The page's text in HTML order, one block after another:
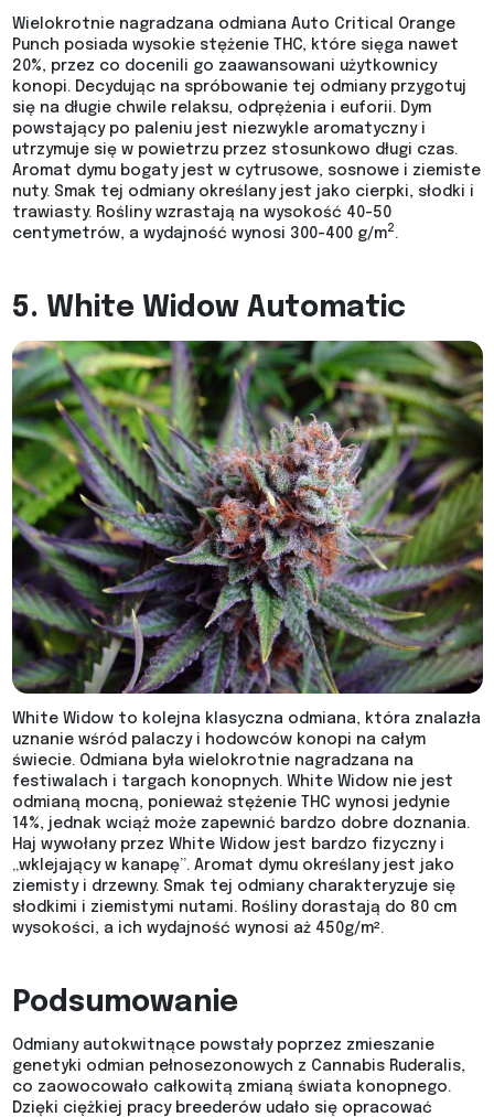
Wielokrotnie nagradzana odmiana Auto Critical Orange
Punch posiada wysokie stężenie THC, które sięga nawet
20%, przez co docenili go zaawansowani użytkownicy
konopi. Decydując na spróbowanie tej odmiany przygotuj
się na długie chwile relaksu, odprężenia i euforii. Dym
powstający po paleniu jest niezwykle aromatyczny i
utrzymuje się w powietrzu przez stosunkowo długi czas.
Aromat dymu bogaty jest w cytrusowe, sosnowe i ziemiste
nuty. Smak tej odmiany określany jest jako cierpki, słodki i
trawiasty. Rośliny wzrastają na wysokość 40-50
centymetrów, a wydajność wynosi 300-400 g/m2 .
5. White Widow Automatic
White Widow to kolejna klasyczna odmiana, która znalazła
uznanie wśród palaczy i hodowców konopi na całym
świecie. Odmiana była wielokrotnie nagradzana na
festiwalach i targach konopnych. White Widow nie jest
odmianą mocną, ponieważ stężenie THC wynosi jedynie
14%, jednak wciąż może zapewnić bardzo dobre doznania.
Haj wywołany przez White Widow jest bardzo fizyczny i
„wklejający w kanapę”. Aromat dymu określany jest jako
ziemisty i drzewny. Smak tej odmiany charakteryzuje się
słodkimi i ziemistymi nutami. Rośliny dorastają do 80 cm
wysokości, a ich wydajność wynosi aż 450g/m².
Podsumowanie
Odmiany autokwitnące powstały poprzez zmieszanie
genetyki odmian pełnosezonowych z Cannabis Ruderalis,
co zaowocowało całkowitą zmianą świata konopnego.
Dzięki ciężkiej pracy breederów udało się opracować